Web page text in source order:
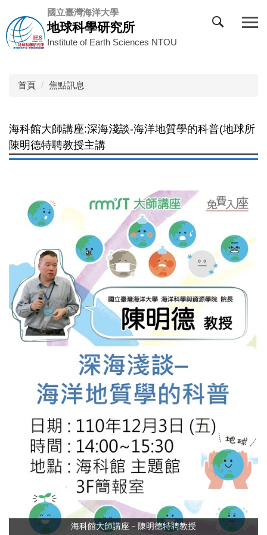
到
主
要
國立臺灣海洋大學
地球科學研究所
Institute of Earth Sciences NTOU
首頁 焦點訊息
海科館大師講座:深海淺談-海洋地質學的科普(地球所
陳明德特聘教授主講
海科館大師講座－陳明德特聘教授